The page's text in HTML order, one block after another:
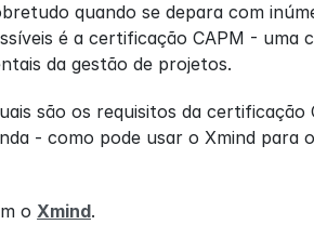
quando se depara com
é a certificação CAPM - uma
da gestão de projetos.
são os requisitos da certificação
- como pode usar o Xmind para
o Xmind.